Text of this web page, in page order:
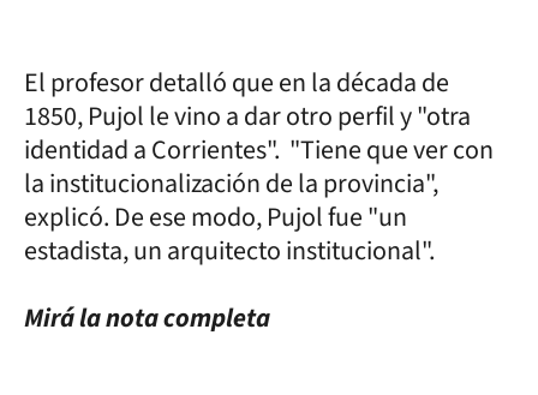
El profesor detalló que en la década de
1850, Pujol le vino a dar otro perfil y "otra
identidad a Corrientes". "Tiene que ver con
la institucionalización de la provincia",
explicó. De ese modo, Pujol fue "un
estadista, un arquitecto institucional".
Mirá la nota completa